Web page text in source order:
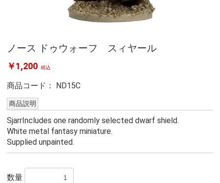
ノース ドゥウォーフ スィヤール
￥1,200 税込
商品コード： ND15C
商品説明
SjarrIncludes one randomly selected dwarf shield.
White metal fantasy miniature.
Supplied unpainted.
数量